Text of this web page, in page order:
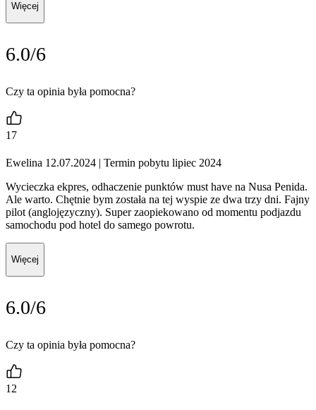
Więcej
6.0/6
Czy ta opinia była pomocna?
17
Ewelina 12.07.2024 | Termin pobytu lipiec 2024
Wycieczka ekpres, odhaczenie punktów must have na Nusa Penida.
Ale warto. Chętnie bym została na tej wyspie ze dwa trzy dni. Fajny
pilot (anglojęzyczny). Super zaopiekowano od momentu podjazdu
samochodu pod hotel do samego powrotu.
Więcej
6.0/6
Czy ta opinia była pomocna?
12